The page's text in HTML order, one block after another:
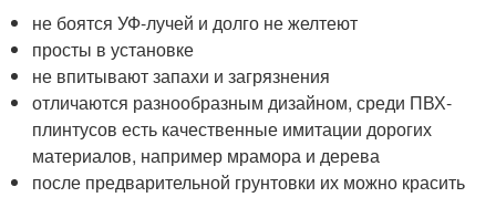
не боятся УФ-лучей и долго не желтеют
просты в установке
не впитывают запахи и загрязнения
отличаются разнообразным дизайном, среди ПВХ-
плинтусов есть качественные имитации дорогих
материалов, например мрамора и дерева
после предварительной грунтовки их можно красить